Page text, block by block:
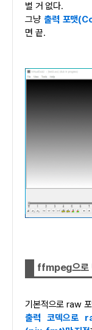
별 거 없다.
그냥출력 포맷
면 끝.
ffmpeg으로
기본적으로 raw
출력 코덱으로 rawvideo를 지정하고, 적절한 픽셀 포맷